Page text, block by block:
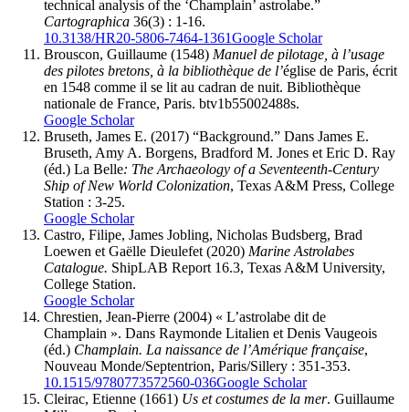
technical analysis of the ‘Champlain’ astrolabe.”
Cartographica 36(3) : 1-16.
10.3138/HR20-5806-7464-1361Google Scholar
Brouscon, Guillaume (1548) Manuel de pilotage, à l’usage
des pilotes bretons, à la bibliothèque de l’église de Paris, écrit
en 1548 comme il se lit au cadran de nuit. Bibliothèque
nationale de France, Paris. btv1b55002488s.
Google Scholar
Bruseth, James E. (2017) “Background.” Dans James E.
Bruseth, Amy A. Borgens, Bradford M. Jones et Eric D. Ray
(éd.) La Belle: The Archaeology of a Seventeenth-Century
Ship of New World Colonization, Texas A&M Press, College
Station : 3-25.
Google Scholar
Castro, Filipe, James Jobling, Nicholas Budsberg, Brad
Loewen et Gaëlle Dieulefet (2020) Marine Astrolabes
Catalogue. ShipLAB Report 16.3, Texas A&M University,
College Station.
Google Scholar
Chrestien, Jean-Pierre (2004) « L’astrolabe dit de
Champlain ». Dans Raymonde Litalien et Denis Vaugeois
(éd.) Champlain. La naissance de l’Amérique française,
Nouveau Monde/Septentrion, Paris/Sillery : 351-353.
10.1515/9780773572560-036Google Scholar
Cleirac, Etienne (1661) Us et costumes de la mer. Guillaume